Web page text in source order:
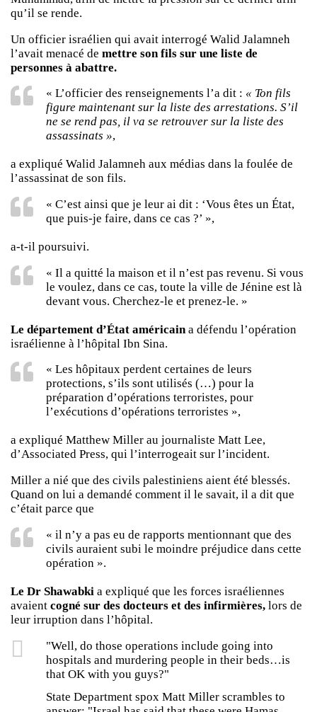
qu’il se rende.
Un officier israélien qui avait interrogé Walid Jalamneh
l’avait menacé de mettre son fils sur une liste de
personnes à abattre.
« L’officier des renseignements l’a dit : « Ton fils
figure maintenant sur la liste des arrestations. S’il
ne se rend pas, il va se retrouver sur la liste des
assassinats »,
a expliqué Walid Jalamneh aux médias dans la foulée de
l’assassinat de son fils.
« C’est ainsi que je leur ai dit : ‘Vous êtes un État,
que puis-je faire, dans ce cas ?’ »,
a-t-il poursuivi.
« Il a quitté la maison et il n’est pas revenu. Si vous
le voulez, dans ce cas, toute la ville de Jénine est là
devant vous. Cherchez-le et prenez-le. »
Le département d’État américain a défendu l’opération
israélienne à l’hôpital Ibn Sina.
« Les hôpitaux perdent certaines de leurs
protections, s’ils sont utilisés (…) pour la
préparation d’opérations terroristes, pour
l’exécutions d’opérations terroristes »,
a expliqué Matthew Miller au journaliste Matt Lee,
d’Associated Press, qui l’interrogeait sur l’incident.
Miller a nié que des civils palestiniens aient été blessés.
Quand on lui a demandé comment il le savait, il a dit que
c’était parce que
« il n’y a pas eu de rapports mentionnant que des
civils auraient subi le moindre préjudice dans cette
opération ».
Le Dr Shawabki a expliqué que les forces israéliennes
avaient cogné sur des docteurs et des infirmières, lors de
leur irruption dans l’hôpital.
"Well, do those operations include going into
hospitals and murdering people in their beds…is
that OK with you guys?"
State Department spox Matt Miller scrambles to